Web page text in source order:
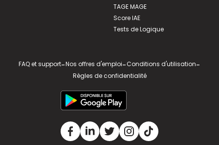
TAGE MAGE
Score IAE
Tests de Logique
FAQ et support-Nos offres d'emploi-Conditions d'utilisation-
Règles de confidentialité